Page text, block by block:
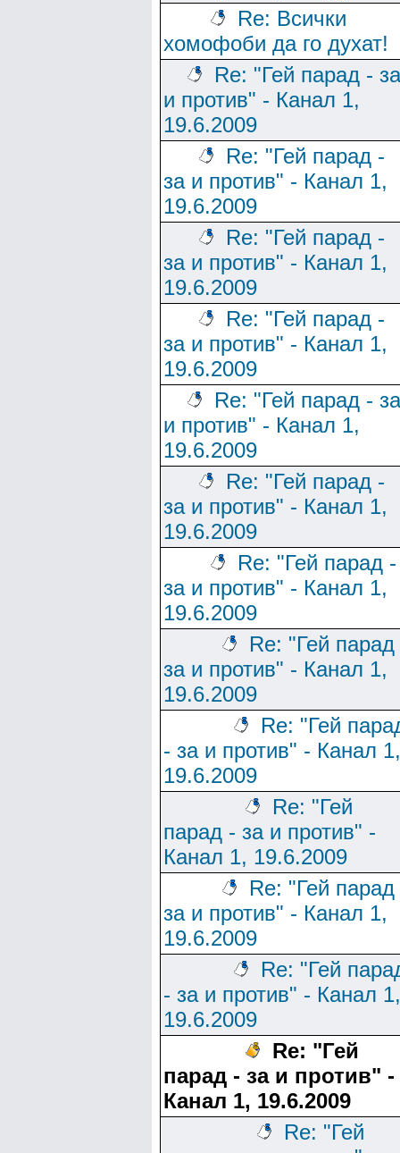
Re: Всички
хомофоби да го духат!
Re: "Гей парад - за
и против" - Канал 1,
19.6.2009
Re: "Гей парад -
за и против" - Канал 1,
19.6.2009
Re: "Гей парад -
за и против" - Канал 1,
19.6.2009
Re: "Гей парад -
за и против" - Канал 1,
19.6.2009
Re: "Гей парад - за
и против" - Канал 1,
19.6.2009
Re: "Гей парад -
за и против" - Канал 1,
19.6.2009
Re: "Гей парад -
за и против" - Канал 1,
19.6.2009
Re: "Гей парад
за и против" - Канал 1,
19.6.2009
Re: "Гей
- за и против" - Канал 1,
19.6.2009
Re: "Гей
парад - за и против" -
Канал 1, 19.6.2009
Re: "Гей парад
за и против" - Канал 1,
19.6.2009
Re: "Гей
- за и против" - Канал 1,
19.6.2009
Re: "Гей
парад - за и против" -
Канал 1, 19.6.2009
Re: "Гей